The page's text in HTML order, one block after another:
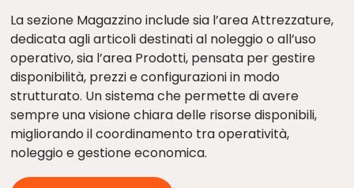
La sezione Magazzino include sia l’area Attrezzature,
dedicata agli articoli destinati al noleggio o all’uso
operativo, sia l’area Prodotti, pensata per gestire
disponibilità, prezzi e configurazioni in modo
strutturato. Un sistema che permette di avere
sempre una visione chiara delle risorse disponibili,
migliorando il coordinamento tra operatività,
noleggio e gestione economica.